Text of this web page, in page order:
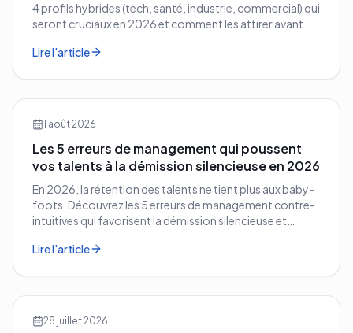
4 profils hybrides (tech, santé, industrie, commercial) qui
seront cruciaux en 2026 et comment les attirer avant
Lire l'article
1 août 2026
Les 5 erreurs de management qui poussent
vos talents à la démission silencieuse en 2026
En 2026, la rétention des talents ne tient plus aux baby-
foots. Découvrez les 5 erreurs de management contre-
intuitives qui favorisent la démission silencieuse et
Lire l'article
28 juillet 2026